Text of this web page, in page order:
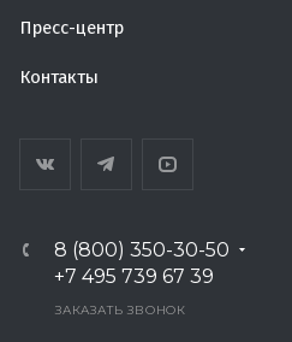
Пресс-центр
Контакты
8 (800) 350-30-50
+7 495 739 67 39
ЗАКАЗАТЬ ЗВОНОК